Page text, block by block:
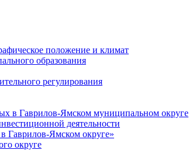
положение и климат
образования
регулирования
Гаврилов-Ямском муниципальном округе
деятельности
Гаврилов-Ямском округе»
округе